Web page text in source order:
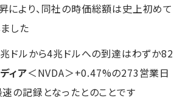
より、同社の時価総額は史上初めて
した
ドルから4兆ドルへの到達はわずか82
ィア＜NVDA＞+0.47%の273営業日
の記録となったとのことです